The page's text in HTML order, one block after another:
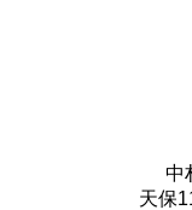
中
天保